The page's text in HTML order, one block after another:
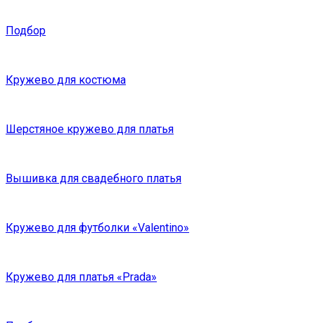
Подбор
Кружево для костюма
Шерстяное кружево для платья
Вышивка для свадебного платья
Кружево для футболки «Valentino»
Кружево для платья «Prada»